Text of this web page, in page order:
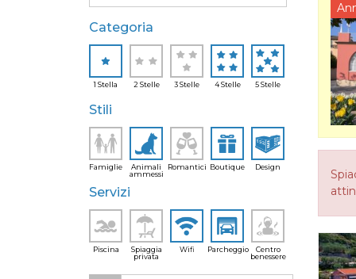
Categoria
1 Stella 2 Stelle 3 Stelle 4 Stelle 5 Stelle
Stili
Famiglie
Animali
ammessi
Romantici Boutique Design
Servizi
Piscina
Spiaggia
privata
Wifi Parcheggio
Centro
benessere